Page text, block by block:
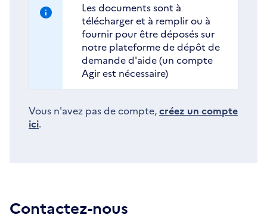
Les documents sont à
télécharger et à remplir ou à
fournir pour être déposés sur
notre plateforme de dépôt de
demande d'aide (un compte
Agir est nécessaire)
Vous n'avez pas de compte,créez un compte
ici.
Contactez-nous